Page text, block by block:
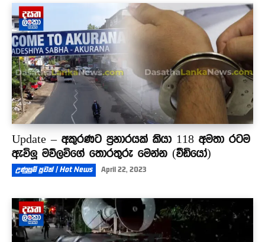
Update – අකුරණට ප්‍රහාරයක් කියා 118 අමතා රටම
ඇවිලූ මව්ලවිගේ තොරතුරු මෙන්න (වීඩියෝ)
උණුසුම් පුවත් | Hot News April 22, 2023